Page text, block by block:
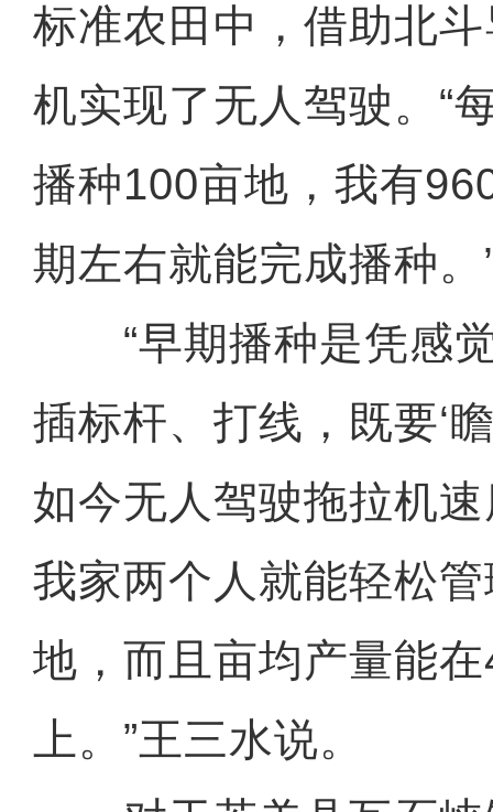
标准农田中，借助北
机实现了无人驾驶。“
播种100亩地，我有
期左右就能完成播种。
“早期播种是凭感觉
插标杆、打线，既要‘
如今无人驾驶拖拉机
我家两个人就能轻松
地，而且亩均产量能
上。”王三水说。